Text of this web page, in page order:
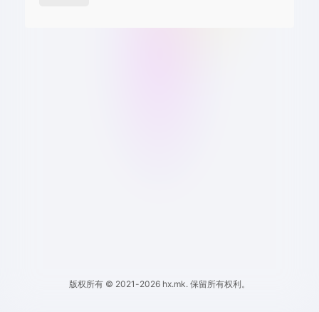
版权所有 © 2021-2026 hx.mk. 保留所有权利。